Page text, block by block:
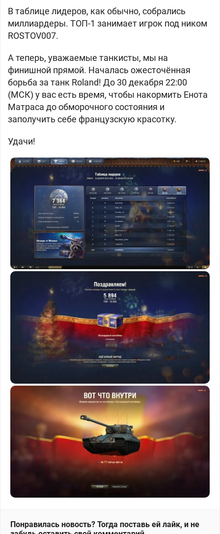
В таблице лидеров, как обычно, собрались
миллиардеры. ТОП-1 занимает игрок под ником
ROSTOV007.
А теперь, уважаемые танкисты, мы на
финишной прямой. Началась ожесточённая
борьба за танк Roland! До 30 декабря 22:00
(МСК) у вас есть время, чтобы накормить Енота
Матраса до обморочного состояния и
заполучить себе французскую красотку.
Удачи!
Понравилась новость? Тогда поставь ей лайк, и не